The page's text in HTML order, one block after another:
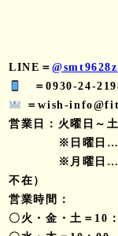
LINE＝@smt9628z
＝0930-24-
＝wish-
営業日：火曜日～
※日曜日…定
※月曜日…チケ
不在）
営業時間：
〇火・金・土＝10